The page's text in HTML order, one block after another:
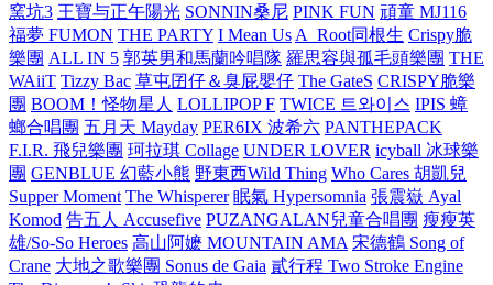
窯坑3 王寶与正午陽光 SONNIN桑尼 PINK FUN 頑童 MJ116
福夢 FUMON THE PARTY I Mean Us A_Root同根生 Crispy脆
樂團 ALL IN 5 郭英男和馬蘭吟唱隊 羅思容與孤毛頭樂團 THE
WAiiT Tizzy Bac 草屯囝仔＆臭屁嬰仔 The GateS CRISPY脆樂
團 BOOM！怪物星人 LOLLIPOP F TWICE 트와이스 IPIS 蟑
螂合唱團 五月天 Mayday PER6IX 波希六 PANTHEPACK
F.I.R. 飛兒樂團 珂拉琪 Collage UNDER LOVER icyball 冰球樂
團 GENBLUE 幻藍小熊 野東西Wild Thing Who Cares 胡凱兒
Supper Moment The Whisperer 眠氣 Hypersomnia 張震嶽 Ayal
Komod 告五人 Accusefive PUZANGALAN兒童合唱團 瘦瘦英
雄/So-So Heroes 高山阿嬷 MOUNTAIN AMA 宋德鶴 Song of
Crane 大地之歌樂團 Sonus de Gaia 貳行程 Two Stroke Engine